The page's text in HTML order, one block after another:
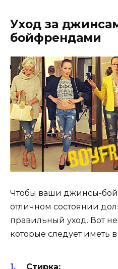
Уход за
бойфрендами
Чтобы ваши джинсы-
отличном состоянии
правильный уход. Вот
которые следует иметь
Стирка: